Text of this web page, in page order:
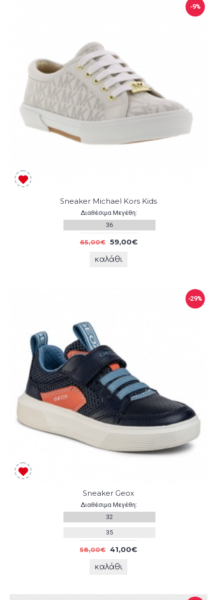
-9%
Sneaker Michael Kors Kids
Διαθέσιμα Μεγέθη:
36
65,00€ 59,00€
καλάθι
-29%
Sneaker Geox
Διαθέσιμα Μεγέθη:
32
35
58,00€ 41,00€
καλάθι